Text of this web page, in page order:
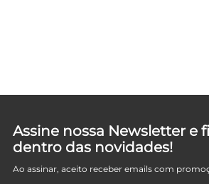
Assine nossa Newsletter e
dentro das novidades!
Ao assinar, aceito receber emails com